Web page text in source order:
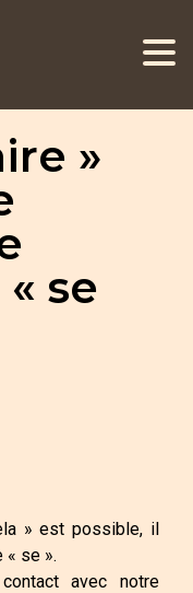
»
se
» est possible, il
« se ».
avec notre